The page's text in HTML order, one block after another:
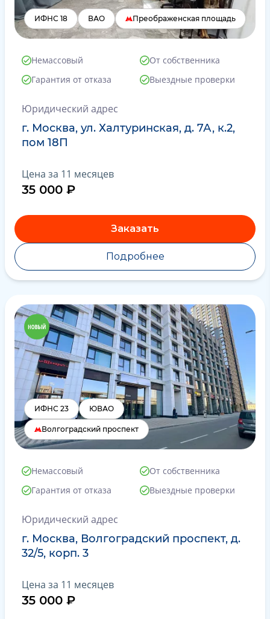
ИФНС 18 ВАО Преображенская площадь
Немассовый
От собственника
Гарантия от отказа
Выездные проверки
Юридический адрес
г. Москва, ул. Халтуринская, д. 7А, к.2,
пом 18П
Цена за 11 месяцев
35 000 ₽
Заказать
Подробнее
ИФНС 23 ЮВАО
Волгоградский проспект
Немассовый
От собственника
Гарантия от отказа
Выездные проверки
Юридический адрес
г. Москва, Волгоградский проспект, д.
32/5, корп. 3
Цена за 11 месяцев
35 000 ₽